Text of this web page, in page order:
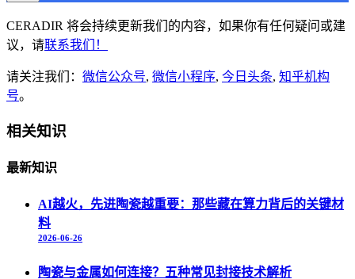
CERADIR 将会持续更新我们的内容，如果你有任何疑问或建
议，请联系我们！
请关注我们： 微信公众号, 微信小程序, 今日头条, 知乎机构
号。
相关知识
最新知识
AI越火，先进陶瓷越重要：那些藏在算力背后的关键材
料
2026-06-26
陶瓷与金属如何连接？五种常见封接技术解析